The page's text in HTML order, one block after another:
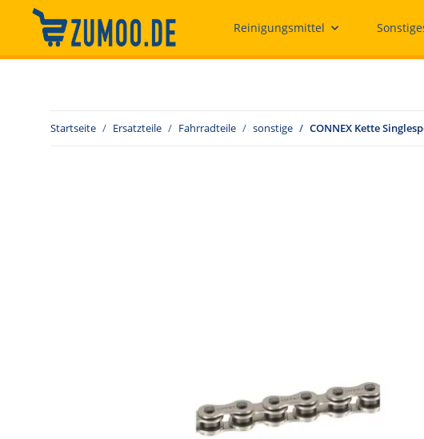
Reinigungsmittel
Startseite Ersatzteile Fahrradteile sonstige CONNEX Kette